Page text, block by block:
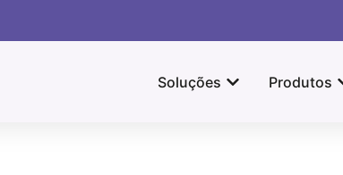
Soluções Produtos